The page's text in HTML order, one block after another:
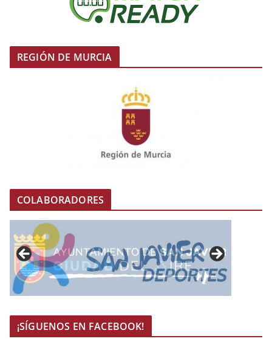
REGIÓN DE MURCIA
COLABORADORES
¡SÍGUENOS EN FACEBOOK!